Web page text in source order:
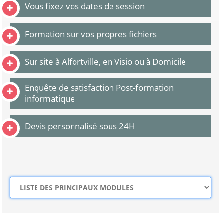
Vous fixez vos dates de session
Formation sur vos propres fichiers
Sur site à Alfortville, en Visio ou à Domicile
Enquête de satisfaction Post-formation
informatique
Devis personnalisé sous 24H